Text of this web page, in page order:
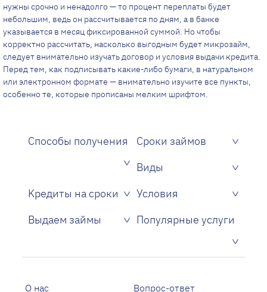
нужны срочно и ненадолго — то процент переплаты будет
небольшим, ведь он рассчитывается по дням, а в банке
указывается в месяц фиксированной суммой. Но чтобы
корректно рассчитать, насколько выгодным будет микрозайм,
следует внимательно изучать договор и условия выдачи кредита.
Перед тем, как подписывать какие-либо бумаги, в натуральном
или электронном формате — внимательно изучите все пункты,
особенно те, которые прописаны мелким шрифтом.
Способы получения
Сроки займов
Виды
Kредиты на сроки
Условия
Выдаем займы Популярные услуги
О нас Вопрос-ответ